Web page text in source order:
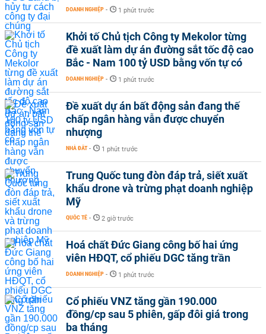
DOANH NGHIỆP - 1 phút trước
Khởi tố Chủ tịch Công ty Mekolor từng
đề xuất làm dự án đường sắt tốc độ cao
Bắc - Nam 100 tỷ USD bằng vốn tự có
DOANH NGHIỆP - 1 phút trước
Đề xuất dự án bất động sản đang thế
chấp ngân hàng vẫn được chuyển
nhượng
NHÀ ĐẤT - 1 phút trước
Trung Quốc tung đòn đáp trả, siết xuất
khẩu drone và trừng phạt doanh nghiệp
Mỹ
QUỐC TẾ - 2 giờ trước
Hoá chất Đức Giang công bố hai ứng
viên HĐQT, cổ phiếu DGC tăng trần
DOANH NGHIỆP - 1 phút trước
Cổ phiếu VNZ tăng gần 190.000
đồng/cp sau 5 phiên, gấp đôi giá trong
ba tháng